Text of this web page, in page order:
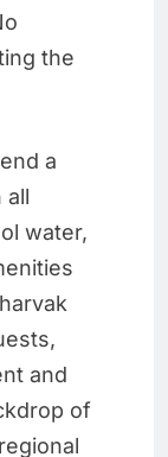
the
a
all
water,
and
of